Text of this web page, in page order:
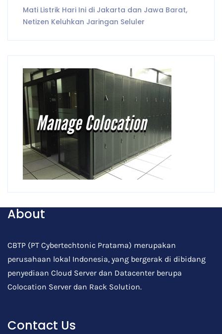
Mati Listrik Hari Ini di Jakarta dan Jawa Barat,
Netizen Keluhkan Jaringan Seluler
About
CBTP (PT Cybertechtonic Pratama) merupakan
perusahaan lokal Indonesia, yang bergerak di dibidang
penyediaan Cloud Server dan Datacenter berupa
Colocation Server dan Rack Solution.
Contact Us